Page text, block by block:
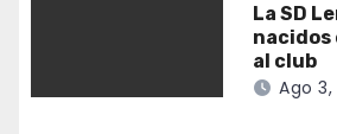
La SD
nacidos
al club
Ago